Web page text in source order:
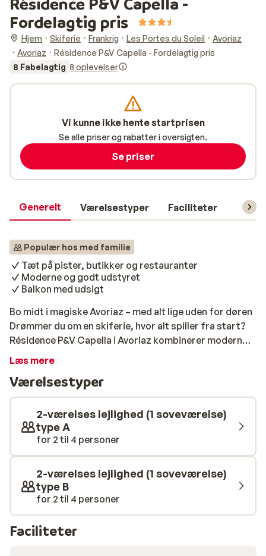
Fordelagtig pris
Hjem Skiferie Frankrig Les Portes du Soleil
Avoriaz
Avoriaz
Résidence P&V Capella - Fordelagtig pris
8 Fabelagtig 8 oplevelser
Generelt Værelsestyper Faciliteter
Populær hos med familie
Tæt på pister, butikker og restauranter
Moderne og godt udstyret
Balkon med udsigt
Bo midt i magiske Avoriaz – med alt lige uden for døren
Drømmer du om en skiferie, hvor alt spiller fra start?
Résidence P&V Capella i Avoriaz kombinerer moderne
komfort med den perfekte beliggenhed – midt i den
rummelig lejlighed med eget køkken, så du kan lave
mad, præcis når det passer dig. Forestil dig at starte
dagen med en kop kaffe på altanen, mens du nyder
udsigten over de snedækkede bjerge. Og bagefter? Så
er det bare at spænde skiene og glide ud i det store
skiområde. Restauranter, butikker og afterski er kun
få skridt væk – så du kan fylde dagene med præcis dét,
du har lyst til. Her får du friheden til at gøre skiferien til
din ferie.
Læs mere
Værelsestyper
2-værelses lejlighed (1 soveværelse)
type A
for 2 til 4 personer
2-værelses lejlighed (1 soveværelse)
type B
for 2 til 4 personer
Faciliteter
Vi kunne ikke hente startprisen
Se alle priser og rabatter i oversigten.
Se priser